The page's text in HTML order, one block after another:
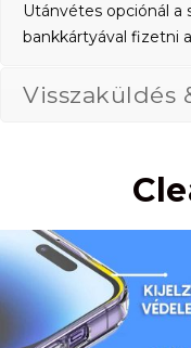
Utánvétes opciónál a
bankkártyával fizetni
Visszaküldés